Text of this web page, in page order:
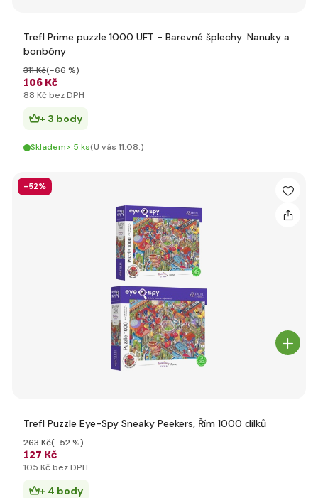
Trefl Prime puzzle 1000 UFT - Barevné šplechy: Nanuky a
bonbóny
106 Kč
311 Kč(-66 %)
88 Kč bez DPH
+ 3 body
Skladem> 5 ks(U vás 11.08.)
-52%
Trefl Puzzle Eye-Spy Sneaky Peekers, Řím 1000 dílků
127 Kč
263 Kč(-52 %)
105 Kč bez DPH
+ 4 body